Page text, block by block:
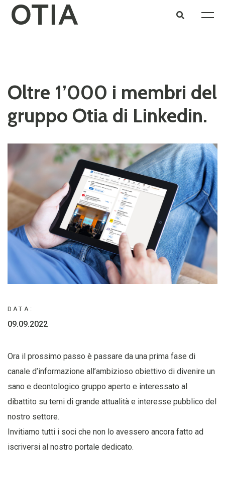
Oltre 1’000 i membri del
gruppo Otia di Linkedin.
DATA:
09.09.2022
Ora il prossimo passo è passare da una prima fase di
canale d’informazione all’ambizioso obiettivo di divenire un
sano e deontologico gruppo aperto e interessato al
dibattito su temi di grande attualità e interesse pubblico del
nostro settore.
Invitiamo tutti i soci che non lo avessero ancora fatto ad
iscriversi al nostro portale dedicato.